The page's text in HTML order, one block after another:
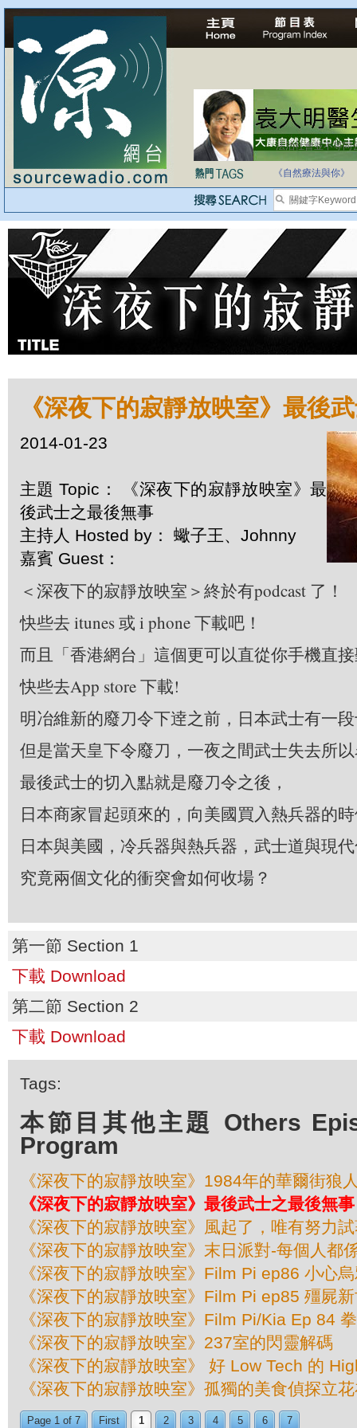
法治社會並不等同
《自然療法與你》
《深夜下的寂靜放映室》最後
2014-01-23
主題 Topic： 《深夜下的寂靜放映室》最
後武士之最後無事
主持人 Hosted by： 蠍子王、Johnny
嘉賓 Guest：
＜深夜下的寂靜放映室＞終於有podcast 了！
快些去 itunes 或 i phone 下載吧！
而且「香港網台」這個更可以直從你手機直
快些去App store 下載!
明冶維新的廢刀令下逹之前，日本武士有一
但是當天皇下令廢刀，一夜之間武士失去所
最後武士的切入點就是廢刀令之後，
日本商家冒起頭來的，向美國買入熱兵器的
日本與美國，冷兵器與熱兵器，武士道與現
究竟兩個文化的衝突會如何收場？
第一節 Section 1
下載 Download
第二節 Section 2
下載 Download
Tags:
本節目其他主題 Others
Program
《深夜下的寂靜放映室》1984年的華爾街狼
《深夜下的寂靜放映室》最後武士之最後無事
《深夜下的寂靜放映室》風起了，唯有努力
《深夜下的寂靜放映室》末日派對-每個人都
《深夜下的寂靜放映室》Film Pi ep86 小心
《深夜下的寂靜放映室》Film Pi ep85 殭屍
《深夜下的寂靜放映室》Film Pi/Kia Ep 84
《深夜下的寂靜放映室》237室的閃靈解碼
《深夜下的寂靜放映室》 好 Low Tech 的
《深夜下的寂靜放映室》孤獨的美食偵探立
Page 1 of 7 First 1 2 3 4 5 6 7